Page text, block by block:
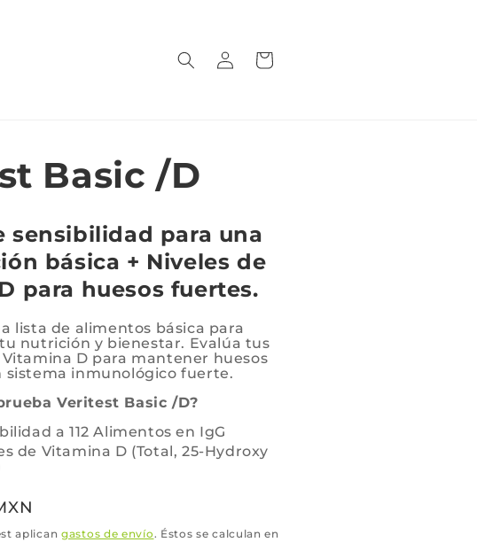
Iniciar
sesión
Carrito
Basic /D
sensibilidad para una
básica + Niveles de
para huesos fuertes.
lista de alimentos básica para
nutrición y bienestar. Evalúa tus
Vitamina D para mantener huesos
sistema inmunológico fuerte.
Veritest Basic /D?
a 112 Alimentos en IgG
de Vitamina D (Total, 25-Hydroxy
aplican gastos de envío . Éstos se calculan en